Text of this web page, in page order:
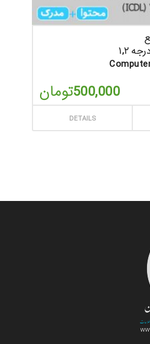
مهارتهای رایانه کار درجه ۱,۲
500,000تومان
DETAILS